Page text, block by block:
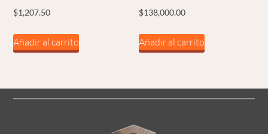
$1,207.50
Añadir al carrito
$138,000.00
Añadir al carrito